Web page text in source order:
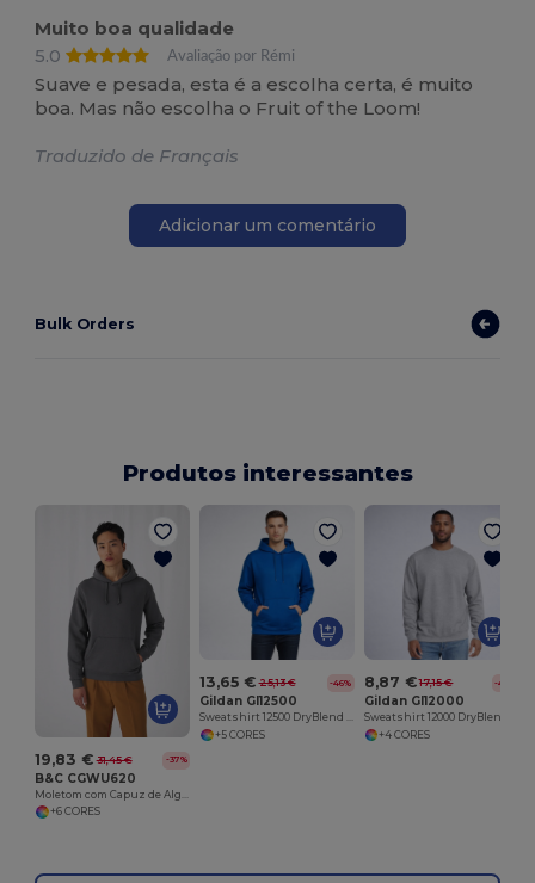
Muito boa qualidade
5.0
Avaliação por Rémi
Suave e pesada, esta é a escolha certa, é muito
boa. Mas não escolha o Fruit of the Loom!
Traduzido de Français
Adicionar um comentário
Bulk Orders
Produtos interessantes
19,83 € 31,45 € -37%
B&C CGWU620
+6 CORES
13,65 € 25,13 € -46%
Gildan GI12500
Sweatshirt 12500 DryBlend Com Capuz
+5 CORES
8,87 € 17,15 € -48%
Gildan GI12000
+4 CORES